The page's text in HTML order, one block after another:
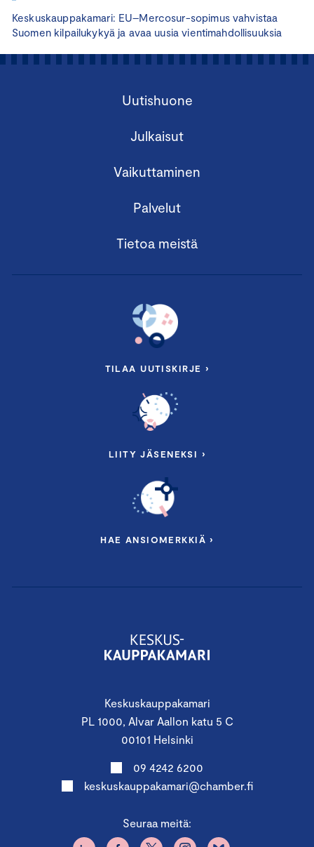
Keskuskauppakamari: EU–Mercosur-sopimus vahvistaa
Suomen kilpailukykyä ja avaa uusia vientimahdollisuuksia
Keskuskauppakamari
PL 1000, Alvar Aallon katu 5 C
00101 Helsinki
09 4242 6200
keskuskauppakamari@chamber.fi
Seuraa meitä:
Uutishuone
Julkaisut
Vaikuttaminen
Palvelut
Tietoa meistä
TILAA UUTISKIRJE ›
LIITY JÄSENEKSI ›
HAE ANSIOMERKKIÄ ›